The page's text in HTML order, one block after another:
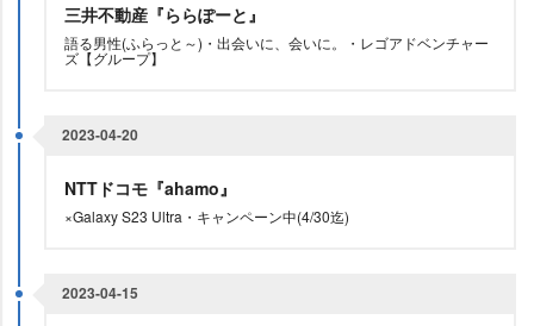
三井不動産『ららぽーと』
語る男性(ふらっと～)・出会いに、会いに。・レゴアドベンチャー
ズ【グループ】
2023-04-20
NTTドコモ『ahamo』
×Galaxy S23 Ultra・キャンペーン中(4/30迄)
2023-04-15